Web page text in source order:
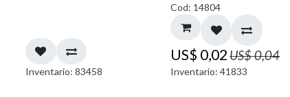
Inventario: 83458
Cod: 14804
US$ 0,02 US$0,04
Inventario: 41833